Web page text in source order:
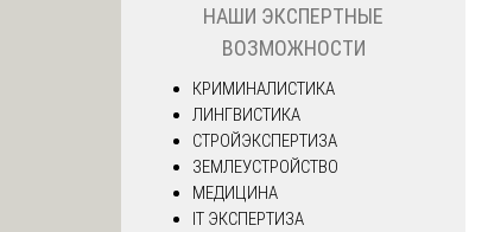
НАШИ ЭКСПЕРТНЫЕ
ВОЗМОЖНОСТИ
КРИМИНАЛИСТИКА
ЛИНГВИСТИКА
СТРОЙЭКСПЕРТИЗА
ЗЕМЛЕУСТРОЙСТВО
МЕДИЦИНА
IT ЭКСПЕРТИЗА